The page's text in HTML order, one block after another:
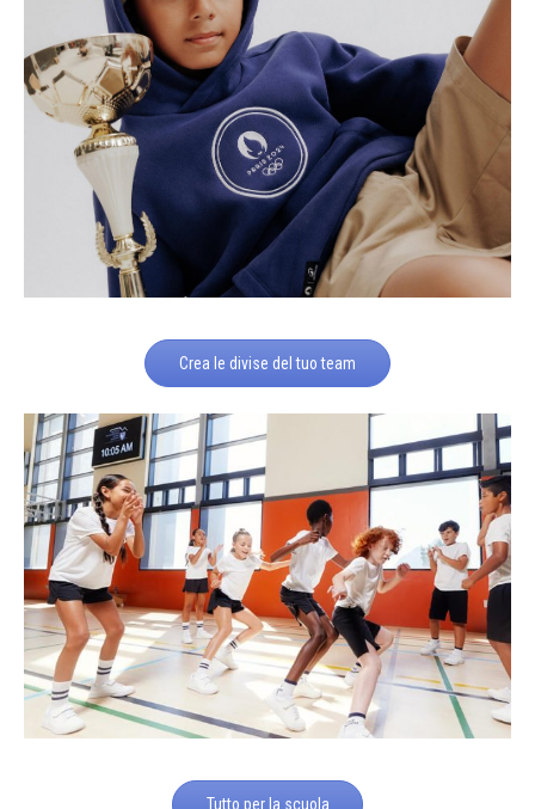
Crea le divise del tuo team
Tutto per la scuola